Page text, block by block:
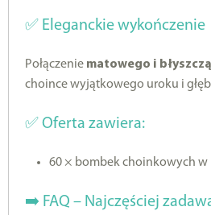
✅ Eleganckie wykończenie
Połączenie matowego i
choince wyjątkowego uroku i
✅ Oferta zawiera:
60 × bombek choinkowych w
➡️ FAQ – Najczęściej